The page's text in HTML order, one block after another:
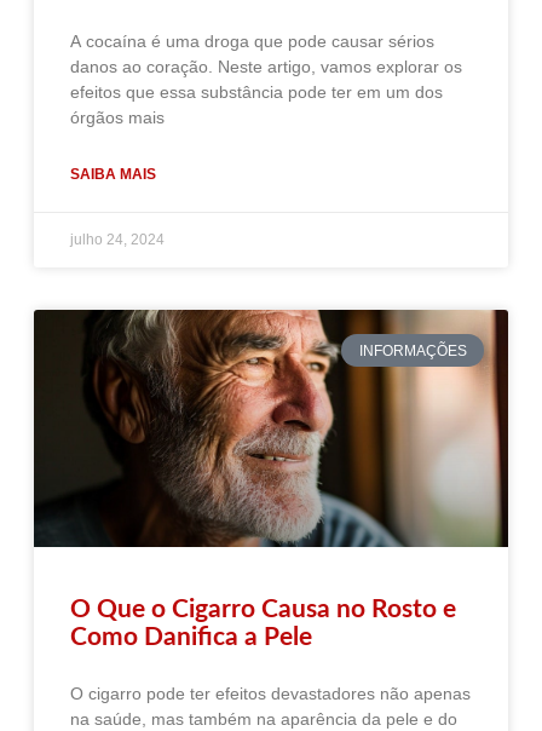
A cocaína é uma droga que pode causar sérios
danos ao coração. Neste artigo, vamos explorar os
efeitos que essa substância pode ter em um dos
órgãos mais
SAIBA MAIS
julho 24, 2024
INFORMAÇÕES
O Que o Cigarro Causa no Rosto e
Como Danifica a Pele
O cigarro pode ter efeitos devastadores não apenas
na saúde, mas também na aparência da pele e do